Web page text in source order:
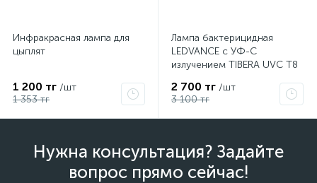
Инфракрасная лампа для
цыплят
1 200 тг /шт
1 353 тг
Лампа бактерицидная
LEDVANCE с УФ-С
излучением TIBERA UVC T8
2 700 тг /шт
3 100 тг
Нужна консультация? Задайте
вопрос прямо сейчас!